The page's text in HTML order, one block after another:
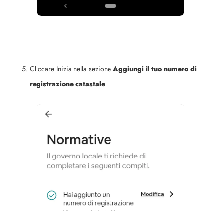
Cliccare Inizia nella sezione Aggiungi il tuo numero di
registrazione catastale